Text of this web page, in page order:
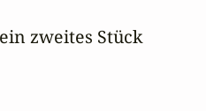
zweites Stück